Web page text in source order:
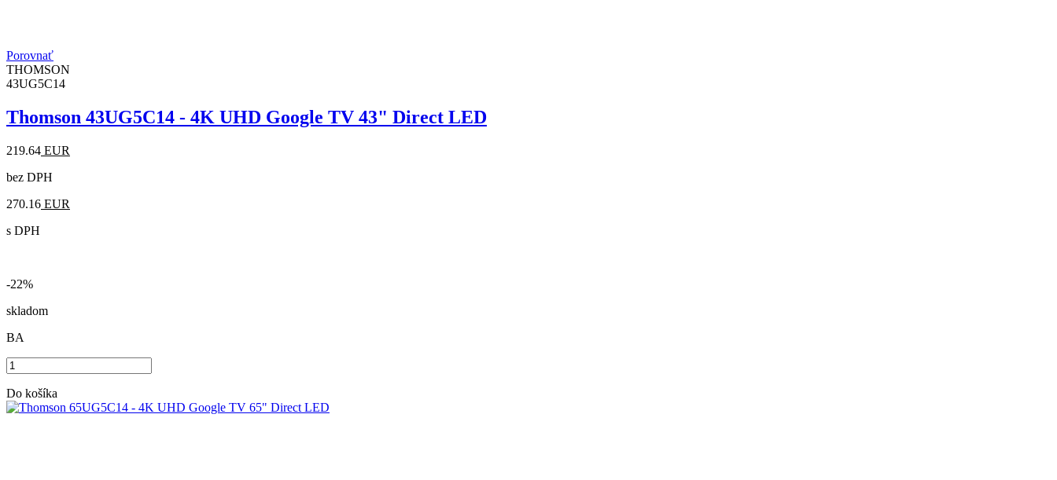
Porovnať
THOMSON
43UG5C14
Thomson 43UG5C14 - 4K UHD Google TV 43" Direct LED
219.64 EUR
bez DPH
270.16 EUR
s DPH
-22%
skladom
BA
Do košíka